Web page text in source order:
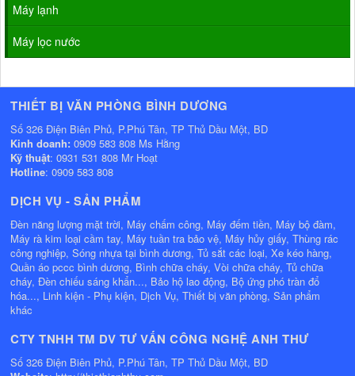
Máy lạnh
Máy lọc nước
THIẾT BỊ VĂN PHÒNG BÌNH DƯƠNG
Số 326 Điện Biên Phủ, P.Phú Tân, TP Thủ Dầu Một, BD
Kinh doanh: 0909 583 808 Ms Hằng
Kỹ thuật: 0931 531 808 Mr Hoạt
Hotline: 0909 583 808
DỊCH VỤ - SẢN PHẨM
Đèn năng lượng mặt trời, Máy chấm công, Máy đếm tiền, Máy bộ đàm,
Máy rà kim loại cầm tay, Máy tuần tra bảo vệ, Máy hủy giấy, Thùng rác
công nghiệp, Sóng nhựa tại bình dương, Tủ sắt các loại, Xe kéo hàng,
Quần áo pccc bình dương, Bình chữa cháy, Vòi chữa cháy, Tủ chữa
cháy, Đèn chiếu sáng khẩn..., Bảo hộ lao động, Bộ ứng phó tràn đổ
hóa..., Linh kiện - Phụ kiện, Dịch Vụ, Thiết bị văn phòng, Sản phẩm
khác
CTY TNHH TM DV TƯ VẤN CÔNG NGHỆ ANH THƯ
Số 326 Điện Biên Phủ, P.Phú Tân, TP Thủ Dầu Một, BD